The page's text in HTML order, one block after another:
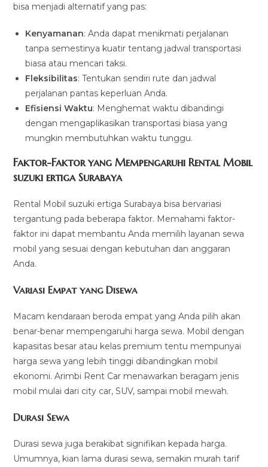
bisa menjadi alternatif yang pas:
Kenyamanan: Anda dapat menikmati perjalanan
tanpa semestinya kuatir tentang jadwal transportasi
biasa atau mencari taksi.
Fleksibilitas: Tentukan sendiri rute dan jadwal
perjalanan pantas keperluan Anda.
Efisiensi Waktu: Menghemat waktu dibandingi
dengan mengaplikasikan transportasi biasa yang
mungkin membutuhkan waktu tunggu.
Faktor-Faktor yang Mempengaruhi Rental Mobil
suzuki ertiga Surabaya
Rental Mobil suzuki ertiga Surabaya bisa bervariasi
tergantung pada beberapa faktor. Memahami faktor-
faktor ini dapat membantu Anda memilih layanan sewa
mobil yang sesuai dengan kebutuhan dan anggaran
Anda.
Variasi Empat yang Disewa
Macam kendaraan beroda empat yang Anda pilih akan
benar-benar mempengaruhi harga sewa. Mobil dengan
kapasitas besar atau kelas premium tentu mempunyai
harga sewa yang lebih tinggi dibandingkan mobil
ekonomi. Arimbi Rent Car menawarkan beragam jenis
mobil mulai dari city car, SUV, sampai mobil mewah.
Durasi Sewa
Durasi sewa juga berakibat signifikan kepada harga.
Umumnya, kian lama durasi sewa, semakin murah tarif